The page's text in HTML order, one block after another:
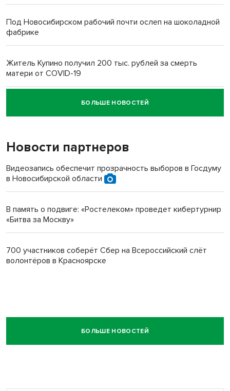
Под Новосибирском рабочий почти ослеп на шоколадной
фабрике
Житель Купино получил 200 тыс. рублей за смерть
матери от COVID-19
Новосибирский суд наказал водителя за смерть
пенсионерки на вокзале
БОЛЬШЕ НОВОСТЕЙ
Новости партнеров
Видеозапись обеспечит прозрачность выборов в Госдуму
в Новосибирской области
В память о подвиге: «Ростелеком» проведет кибертурнир
«Битва за Москву»
700 участников соберёт Сбер на Всероссийский слёт
волонтёров в Красноярске
БОЛЬШЕ НОВОСТЕЙ